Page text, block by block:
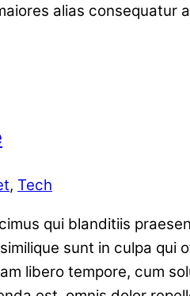
alias consequatur
, Tech
qui blanditiis
sunt in culpa qui
libero tempore, cum